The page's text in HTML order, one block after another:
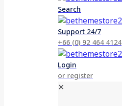
Search
Support 24/7
+66 (0) 92 464 4124
Login
or register
✕